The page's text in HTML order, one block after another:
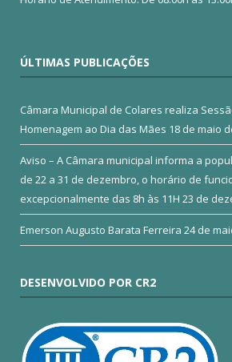
ÚLTIMAS PUBLICAÇÕES
Câmara Municipal de Colares realiza
Homenagem ao Dia das Mães 18 de maio
Aviso – A Câmara municipal informa a
de 22 a 31 de dezembro, o horário de
excepcionalmente das 8h às 11H 23 de
Emerson Augusto Barata Ferreira 24 de
DESENVOLVIDO POR CR2